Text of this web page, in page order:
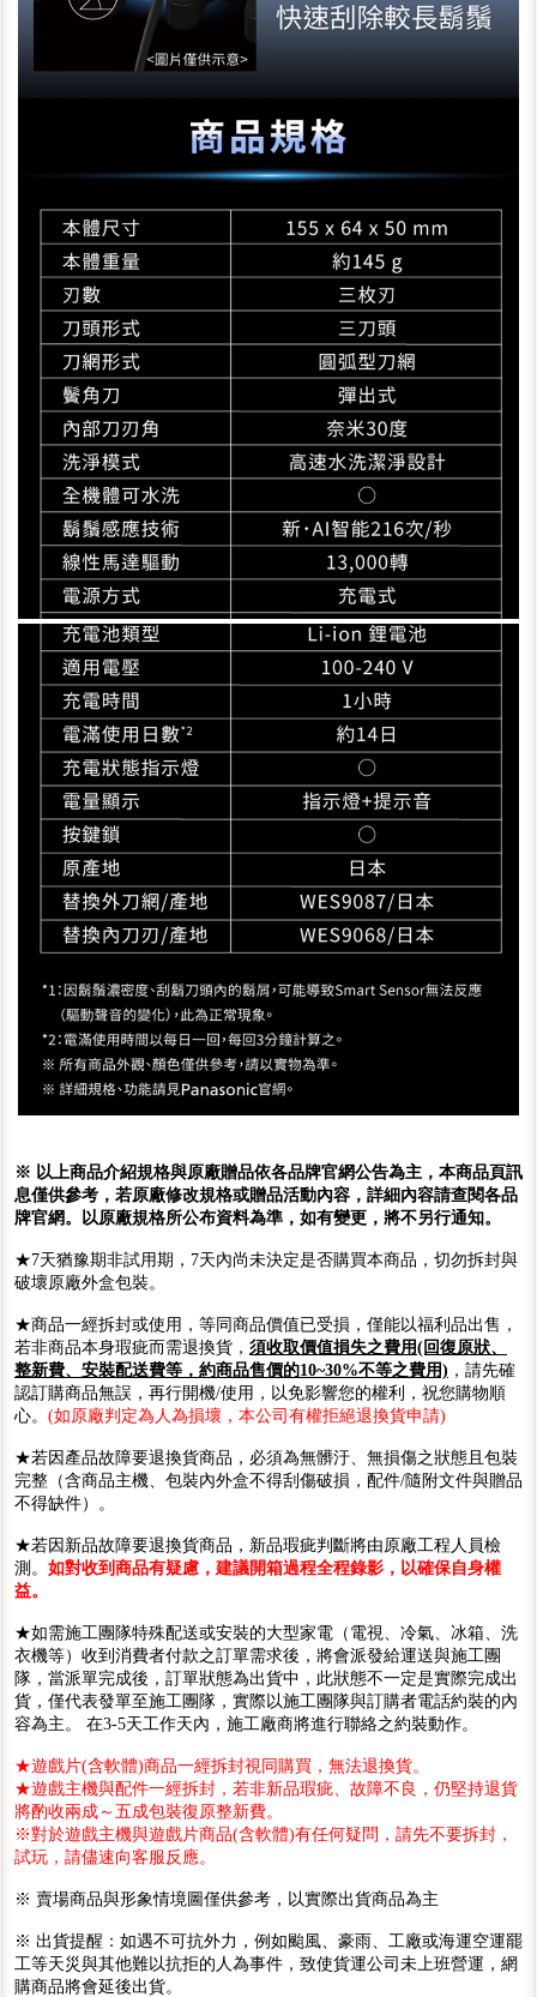
※ 以上商品介紹規格與原廠贈品依各品牌官網公告為主，本商品頁訊
息僅供參考，若原廠修改規格或贈品活動內容，詳細內容請查閱各品
牌官網。以原廠規格所公布資料為準，如有變更，將不另行通知。
★7天猶豫期非試用期，7天內尚未決定是否購買本商品，切勿拆封與
破壞原廠外盒包裝。
★商品一經拆封或使用，等同商品價值已受損，僅能以福利品出售，
若非商品本身瑕疵而需退換貨， 須收取價值損失之費用(回復原狀、
整新費、安裝配送費等，約商品售價的10~30%不等之費用) ，請先確
認訂購商品無誤，再行開機/使用，以免影響您的權利，祝您購物順
心。 (如原廠判定為人為損壞，本公司有權拒絕退換貨申請)
★若因產品故障要退換貨商品，必須為無髒汙、無損傷之狀態且包裝
完整（含商品主機、包裝內外盒不得刮傷破損，配件/隨附文件與贈品
不得缺件）。
★若因新品故障要退換貨商品，新品瑕疵判斷將由原廠工程人員檢
測。 如對收到商品有疑慮，建議開箱過程全程錄影，以確保自身權
益。
★如需施工團隊特殊配送或安裝的大型家電（電視、冷氣、冰箱、洗
衣機等）收到消費者付款之訂單需求後，將會派發給運送與施工團
隊，當派單完成後，訂單狀態為出貨中，此狀態不一定是實際完成出
貨，僅代表發單至施工團隊，實際以施工團隊與訂購者電話約裝的內
容為主。 在3-5天工作天內，施工廠商將進行聯絡之約裝動作。
★遊戲片(含軟體)商品一經拆封視同購買，無法退換貨。
★遊戲主機與配件一經拆封，若非新品瑕疵、故障不良，仍堅持退貨
將酌收兩成～五成包裝復原整新費。
※對於遊戲主機與遊戲片商品(含軟體)有任何疑問，請先不要拆封，
試玩，請儘速向客服反應。
※ 賣場商品與形象情境圖僅供參考，以實際出貨商品為主
※ 出貨提醒：如遇不可抗外力，例如颱風、豪雨、工廠或海運空運罷
工等天災與其他難以抗拒的人為事件，致使貨運公司未上班營運，網
購商品將會延後出貨。